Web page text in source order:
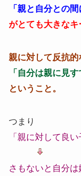
「親と自分との
がとても大きな
親に対して反抗
「自分は親に見
ということ。
つまり
「親に対して良
さもないと自分は